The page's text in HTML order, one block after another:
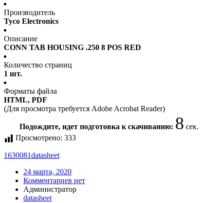
Производитель
Tyco Electronics
Описание
CONN TAB HOUSING .250 8 POS RED
Количество страниц
1 шт.
Форматы файла
HTML, PDF
(Для просмотра требуется Adobe Acrobat Reader)
Подождите, идет подготовка к скачиванию: 7 сек.
Просмотрено: 333
1630081datasheet
24 марта, 2020
Комментариев нет
Администратор
datasheet